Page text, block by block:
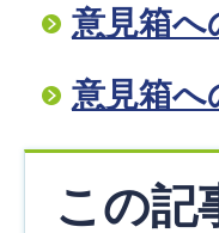
意見箱へ
意見箱へ
この記